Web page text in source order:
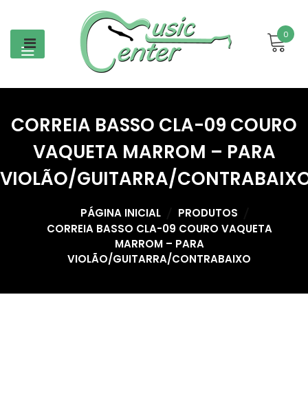
content
0
CORREIA BASSO CLA-09 COURO
VAQUETA MARROM – PARA
VIOLÃO/GUITARRA/
PÁGINA INICIAL
PRODUTOS
CORREIA BASSO CLA-09 COURO VAQUETA
MARROM – PARA
VIOLÃO/GUITARRA/CONTRABAIXO